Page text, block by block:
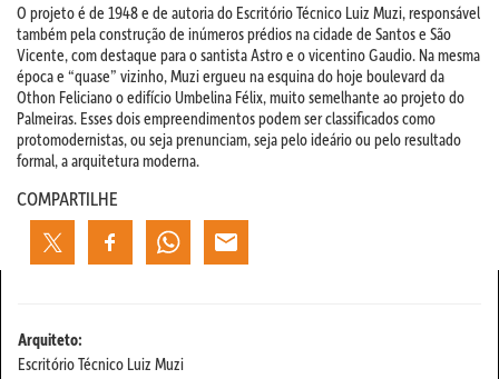
O projeto é de 1948 e de autoria do Escritório Técnico Luiz Muzi, responsável
também pela construção de inúmeros prédios na cidade de Santos e São
Vicente, com destaque para o santista Astro e o vicentino Gaudio. Na mesma
época e “quase” vizinho, Muzi ergueu na esquina do hoje boulevard da
Othon Feliciano o edifício Umbelina Félix, muito semelhante ao projeto do
Palmeiras. Esses dois empreendimentos podem ser classificados como
protomodernistas, ou seja prenunciam, seja pelo ideário ou pelo resultado
formal, a arquitetura moderna.
COMPARTILHE
Arquiteto:
Escritório Técnico Luiz Muzi